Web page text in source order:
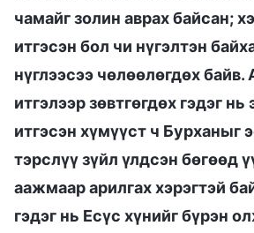
чамайг золин аврах байсан;
итгэсэн бол чи нүгэлтэн
нүглээсээ чөлөөлөгдөх байв.
итгэлээр зөвтгөгдөх гэдэг
итгэсэн хүмүүст ч Бурханыг
тэрслүү зүйл үлдсэн бөгөөд
аажмаар арилгах хэрэгтэй
гэдэг нь Есүс хүнийг бүрэн